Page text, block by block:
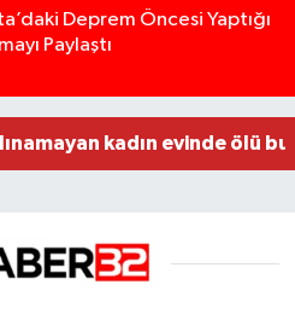
Deprem Öncesi Yaptığı
Paylaştı
arasındaki silahlı kavgada
birbirine girdiği kavga
OTOMOBİL GÜL
kadın evinde ölü